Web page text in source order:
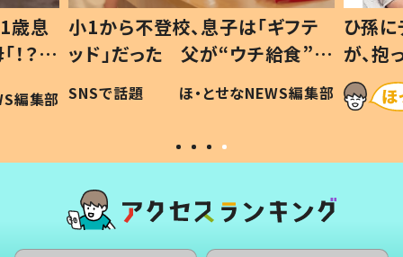
歳息
？」
編集部
小1から不登校、息子は「ギフテ
ッド」だった 父が“ウチ給食”を
作り続ける理由とは #令和の親
#令和の子
SNSで話題 ほ・とせなNEWS編集部
ひ孫
が、
「涙が
い」